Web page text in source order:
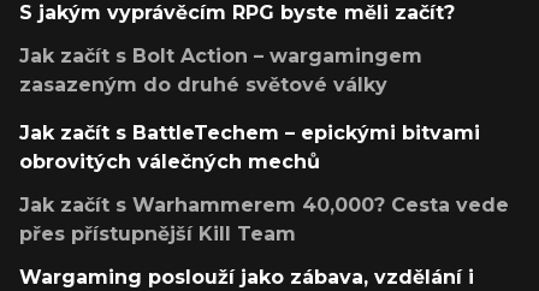
S jakým vyprávěcím RPG byste měli začít?
Jak začít s Bolt Action – wargamingem
zasazeným do druhé světové války
Jak začít s BattleTechem – epickými bitvami
obrovitých válečných mechů
Jak začít s Warhammerem 40,000? Cesta vede
přes přístupnější Kill Team
Wargaming poslouží jako zábava, vzdělání i